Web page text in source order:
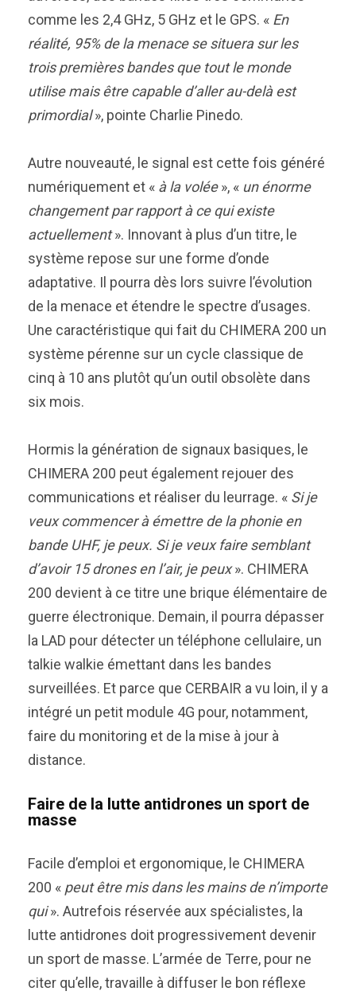
comme les 2,4 GHz, 5 GHz et le GPS. « En
réalité, 95% de la menace se situera sur les
trois premières bandes que tout le monde
utilise mais être capable d’aller au-delà est
primordial», pointe Charlie Pinedo.
Autre nouveauté, le signal est cette fois généré
numériquement et « à la volée», « un énorme
changement par rapport à ce qui existe
actuellement». Innovant à plus d’un titre, le
système repose sur une forme d’onde
adaptative. Il pourra dès lors suivre l’évolution
de la menace et étendre le spectre d’usages.
Une caractéristique qui fait du CHIMERA 200 un
système pérenne sur un cycle classique de
cinq à 10 ans plutôt qu’un outil obsolète dans
six mois.
Hormis la génération de signaux basiques, le
CHIMERA 200 peut également rejouer des
communications et réaliser du leurrage. « Si je
veux commencer à émettre de la phonie en
bande UHF, je peux. Si je veux faire semblant
d’avoir 15 drones en l’air, je peux». CHIMERA
200 devient à ce titre une brique élémentaire de
guerre électronique. Demain, il pourra dépasser
la LAD pour détecter un téléphone cellulaire, un
talkie walkie émettant dans les bandes
surveillées. Et parce que CERBAIR a vu loin, il y a
intégré un petit module 4G pour, notamment,
faire du monitoring et de la mise à jour à
distance.
Faire de la lutte antidrones un sport de
masse
Facile d’emploi et ergonomique, le CHIMERA
200 « peut être mis dans les mains de n’importe
qui». Autrefois réservée aux spécialistes, la
lutte antidrones doit progressivement devenir
un sport de masse. L’armée de Terre, pour ne
citer qu’elle, travaille à diffuser le bon réflexe